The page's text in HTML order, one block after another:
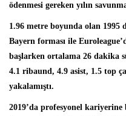
ödenmesi gereken yılın
1.96 metre boyunda olan 1995
Bayern forması ile
başlarken ortalama 26 dakika
4.1 ribaund, 4.9 asist, 1.5 top
yakalamıştı.
2019’da profesyonel kariyerine